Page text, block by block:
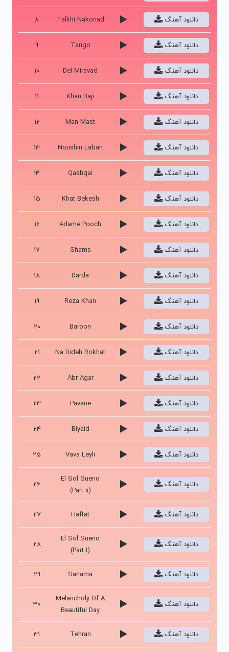
8 Talkhi Nakonad دانلود آهنگ
9 Tango دانلود آهنگ
10 Del Miravad دانلود آهنگ
11 Khan Baji دانلود آهنگ
12 Man Mast دانلود آهنگ
13 Noushin Laban دانلود آهنگ
14 Qashqai دانلود آهنگ
15 Khat Bekesh دانلود آهنگ
16 Adame Pooch دانلود آهنگ
17 Shams دانلود آهنگ
18 Darda دانلود آهنگ
19 Reza Khan دانلود آهنگ
20 Baroon دانلود آهنگ
21 Na Dideh Rokhat دانلود آهنگ
22 Abr Agar دانلود آهنگ
23 Pavane دانلود آهنگ
24 Biyaid دانلود آهنگ
25 Vava Leyli دانلود آهنگ
26
El Sol Sueno
(Part Ii)
دانلود آهنگ
27 Haftat دانلود آهنگ
28
El Sol Sueno
(Part I)
دانلود آهنگ
29 Sanama دانلود آهنگ
30
Melancholy Of A
Beautiful Day
دانلود آهنگ
31 Tehran دانلود آهنگ